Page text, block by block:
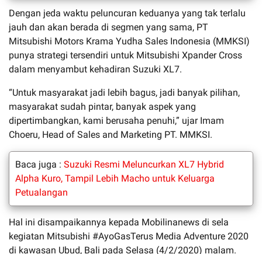
Dengan jeda waktu peluncuran keduanya yang tak terlalu
jauh dan akan berada di segmen yang sama, PT
Mitsubishi Motors Krama Yudha Sales Indonesia (MMKSI)
punya strategi tersendiri untuk Mitsubishi Xpander Cross
dalam menyambut kehadiran Suzuki XL7.
“Untuk masyarakat jadi lebih bagus, jadi banyak pilihan,
masyarakat sudah pintar, banyak aspek yang
dipertimbangkan, kami berusaha penuhi,” ujar Imam
Choeru, Head of Sales and Marketing PT. MMKSI.
Baca juga : Suzuki Resmi Meluncurkan XL7 Hybrid
Alpha Kuro, Tampil Lebih Macho untuk Keluarga
Petualangan
Hal ini disampaikannya kepada Mobilinanews di sela
kegiatan Mitsubishi #AyoGasTerus Media Adventure 2020
di kawasan Ubud, Bali pada Selasa (4/2/2020) malam.